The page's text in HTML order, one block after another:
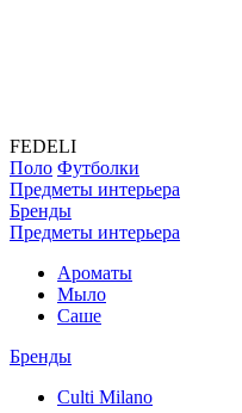
FEDELI
Поло Футболки
Предметы интерьера
Бренды
Предметы интерьера
Ароматы
Мыло
Саше
Бренды
Culti Milano